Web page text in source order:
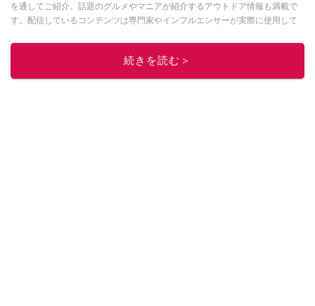
を通してご紹介。話題のグルメやマニアが紹介するアウトドア情報も満載で
す。配信しているコンテンツは専門家やインフルエンサーが実際に使用して
ニュースでフォロー
続きを読む＞